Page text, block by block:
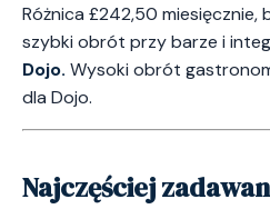
Różnica £242,50 miesięcznie,
szybki obrót przy barze i
Dojo. Wysoki obrót
dla Dojo.
Najczęściej